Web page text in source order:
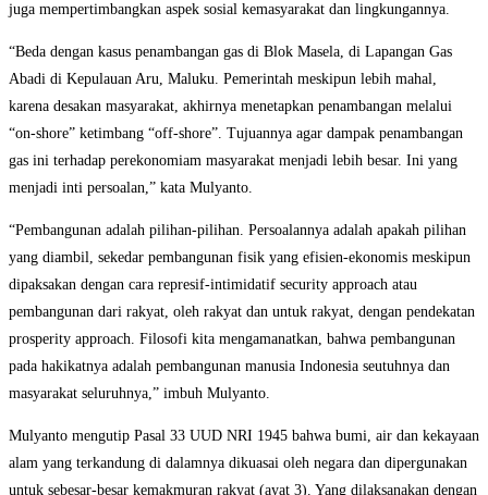
juga mempertimbangkan aspek sosial kemasyarakat dan lingkungannya.
“Beda dengan kasus penambangan gas di Blok Masela, di Lapangan Gas
Abadi di Kepulauan Aru, Maluku. Pemerintah meskipun lebih mahal,
karena desakan masyarakat, akhirnya menetapkan penambangan melalui
“on-shore” ketimbang “off-shore”. Tujuannya agar dampak penambangan
gas ini terhadap perekonomiam masyarakat menjadi lebih besar. Ini yang
menjadi inti persoalan,” kata Mulyanto.
“Pembangunan adalah pilihan-pilihan. Persoalannya adalah apakah pilihan
yang diambil, sekedar pembangunan fisik yang efisien-ekonomis meskipun
dipaksakan dengan cara represif-intimidatif security approach atau
pembangunan dari rakyat, oleh rakyat dan untuk rakyat, dengan pendekatan
prosperity approach. Filosofi kita mengamanatkan, bahwa pembangunan
pada hakikatnya adalah pembangunan manusia Indonesia seutuhnya dan
masyarakat seluruhnya,” imbuh Mulyanto.
Mulyanto mengutip Pasal 33 UUD NRI 1945 bahwa bumi, air dan kekayaan
alam yang terkandung di dalamnya dikuasai oleh negara dan dipergunakan
untuk sebesar-besar kemakmuran rakyat (ayat 3). Yang dilaksanakan dengan